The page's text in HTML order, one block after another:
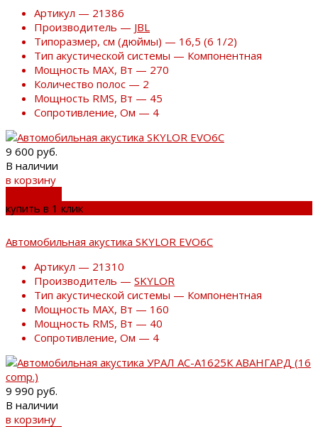
Артикул — 21386
Производитель — JBL
Типоразмер, см (дюймы) — 16,5 (6 1/2)
Тип акустической системы — Компонентная
Мощность MAX, Вт — 270
Количество полос — 2
Мощность RMS, Вт — 45
Сопротивление, Ом — 4
9 600 руб.
В наличии
в корзину
купить в 1 клик
Автомобильная акустика SKYLOR EVO6C
Артикул — 21310
Производитель — SKYLOR
Тип акустической системы — Компонентная
Мощность MAX, Вт — 160
Мощность RMS, Вт — 40
Сопротивление, Ом — 4
9 990 руб.
В наличии
в корзину